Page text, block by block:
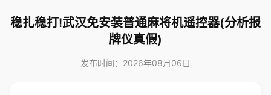
稳扎稳打!武汉免安装普通麻将机遥控器(分析报
牌仪真假)
发布时间：2026年08月06日